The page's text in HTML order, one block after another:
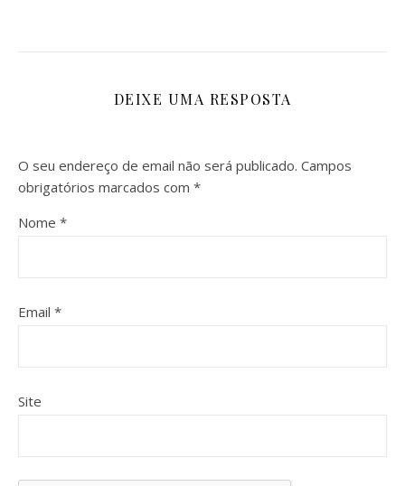
DEIXE UMA RESPOSTA
O seu endereço de email não será publicado. Campos
obrigatórios marcados com *
Nome *
Email *
Site